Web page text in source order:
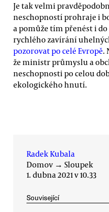
Je tak velmi
neschopností prohraje i
a pomůže tím přenést i
rychlého zavírání
pozorovat po celé Evropě.
že ministr průmyslu a
neschopnosti po celou
ekologického hnutí.
Radek Kubala
Domov → Sloupek
1. dubna 2021 v 10.33
Související